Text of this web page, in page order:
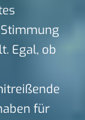
Egal, ob
für